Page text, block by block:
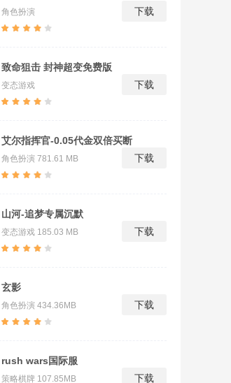
角色扮演 下载
致命狙击 封神超变免费版
变态游戏 下载
艾尔指挥官-0.05代金双倍买断
角色扮演 781.61 MB 下载
山河-追梦专属沉默
变态游戏 185.03 MB 下载
玄影
角色扮演 434.36MB 下载
rush wars国际服
策略棋牌 107.85MB 下载